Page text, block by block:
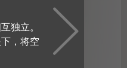
独立。
，将空